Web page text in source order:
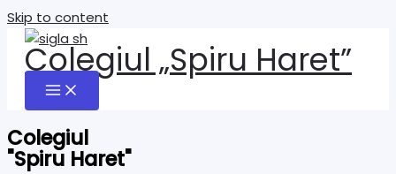
Skip to content
Colegiul „Spiru Haret”
Colegiul
"Spiru Haret"